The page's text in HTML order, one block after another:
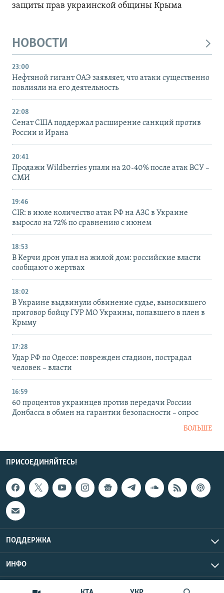
защиты прав украинской общины Крыма
НОВОСТИ
23:00
Нефтяной гигант ОАЭ заявляет, что атаки существенно
повлияли на его деятельность
22:08
Сенат США поддержал расширение санкций против
России и Ирана
20:41
Продажи Wildberries упали на 20-40% после атак ВСУ –
СМИ
19:46
CIR: в июле количество атак РФ на АЗС в Украине
выросло на 72% по сравнению с июнем
18:53
В Керчи дрон упал на жилой дом: российские власти
сообщают о жертвах
18:02
В Украине выдвинули обвинение судье, выносившего
приговор бойцу ГУР МО Украины, попавшего в плен в
Крыму
17:28
Удар РФ по Одессе: поврежден стадион, пострадал
человек – власти
16:59
60 процентов украинцев против передачи России
Донбасса в обмен на гарантии безопасности – опрос
БОЛЬШЕ
ПРИСОЕДИНЯЙТЕСЬ!
ПОДДЕРЖКА
ИНФО
Copyright Крым.Реалии, 2026 | Все права защищены.
UTC+3